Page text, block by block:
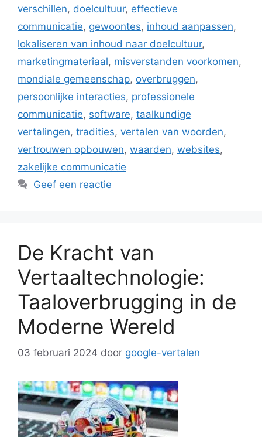
verschillen, doelcultuur, effectieve
communicatie, gewoontes, inhoud aanpassen,
lokaliseren van inhoud naar doelcultuur,
marketingmateriaal, misverstanden voorkomen,
mondiale gemeenschap, overbruggen,
persoonlijke interacties, professionele
communicatie, software, taalkundige
vertalingen, tradities, vertalen van woorden,
vertrouwen opbouwen, waarden, websites,
zakelijke communicatie
Geef een reactie
De Kracht van
Vertaaltechnologie:
Taaloverbrugging in de
Moderne Wereld
03 februari 2024 door google-vertalen